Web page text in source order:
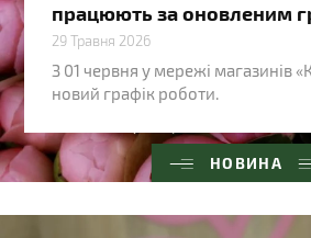
НОВИНА
працюють за оновленим
29 Травня 2026
З 01 червня у мережі магазинів
новий графік роботи.